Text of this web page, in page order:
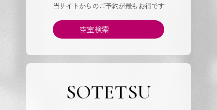
当サイトからのご予約が最もお得です
空室検索
SOTETSU